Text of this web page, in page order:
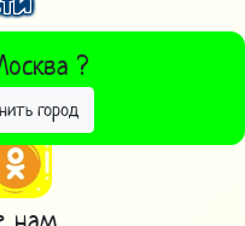
?
город
ГОРОД